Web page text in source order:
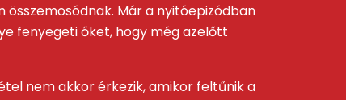
Már a nyitóepizódban
fenyegeti őket, hogy még azelőtt
nem akkor érkezik, amikor feltűnik a